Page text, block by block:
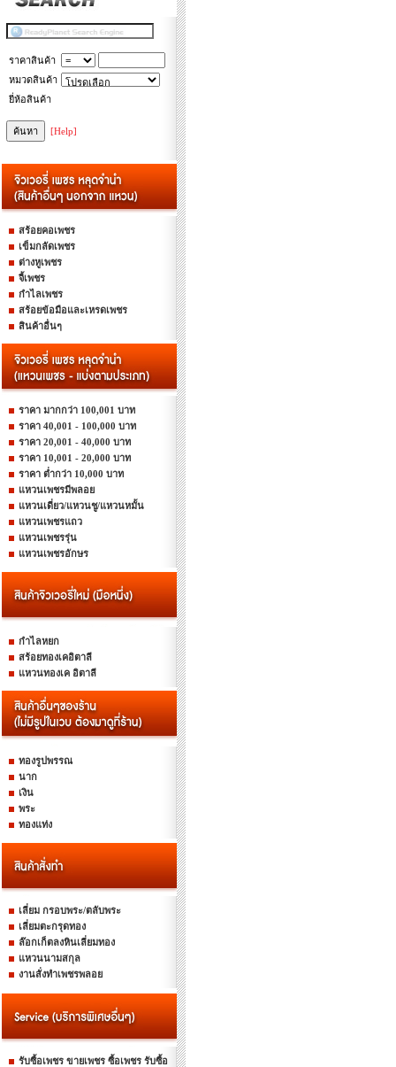
ราคาสินค้า
หมวดสินค้า
ยี่ห้อสินค้า
[Help]
สร้อยคอเพชร
เข็มกลัดเพชร
ต่างหูเพชร
จี้เพชร
กำไลเพชร
สร้อยข้อมือและเหรดเพชร
สินค้าอื่นๆ
ราคา มากกว่า 100,001 บาท
ราคา 40,001 - 100,000 บาท
ราคา 20,001 - 40,000 บาท
ราคา 10,001 - 20,000 บาท
ราคา ต่ำกว่า 10,000 บาท
แหวนเพชรมีพลอย
แหวนเดี่ยว/แหวนชู/แหวนหมั้น
แหวนเพชรแถว
แหวนเพชรรุ่น
แหวนเพชรอักษร
กำไลหยก
สร้อยทองเคอิตาลี
แหวนทองเค อิตาลี
ทองรูปพรรณ
นาก
เงิน
พระ
ทองแท่ง
เลี่ยม กรอบพระ/ตลับพระ
เลี่ยมตะกรุดทอง
ล๊อกเก็ตลงหินเลี่ยมทอง
แหวนนามสกุล
งานสั่งทำเพชรพลอย
รับซื้อเพชร ขายเพชร ซื้อเพชร รับซื้อ